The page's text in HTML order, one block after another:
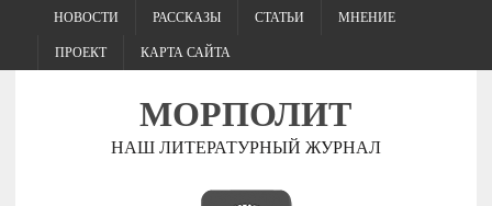
НОВОСТИ РАССКАЗЫ СТАТЬИ МНЕНИЕ
ПРОЕКТ КАРТА САЙТА
МОРПОЛИТ
НАШ ЛИТЕРАТУРНЫЙ ЖУРНАЛ